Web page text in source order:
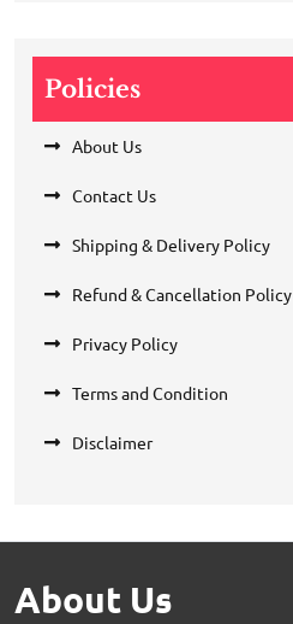
Policies
About Us
Contact Us
Shipping & Delivery Policy
Refund & Cancellation Policy
Privacy Policy
Terms and Condition
Disclaimer
About Us